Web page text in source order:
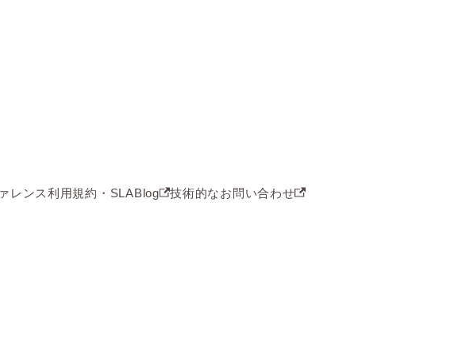
レンス利用規約・SLABlog
技術的なお問い合わせ